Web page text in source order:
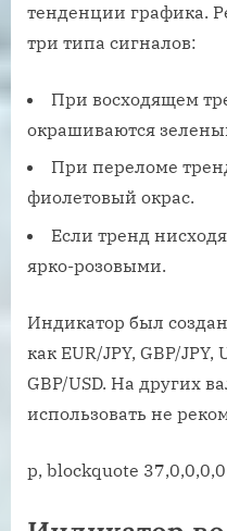
тенденции графика.
три типа сигналов:
При восходящем
окрашиваются
При переломе
фиолетовый окрас.
Если тренд
ярко-розовыми.
Индикатор был
как EUR/JPY, GBP/JPY,
GBP/USD. На других
использовать не
p, blockquote